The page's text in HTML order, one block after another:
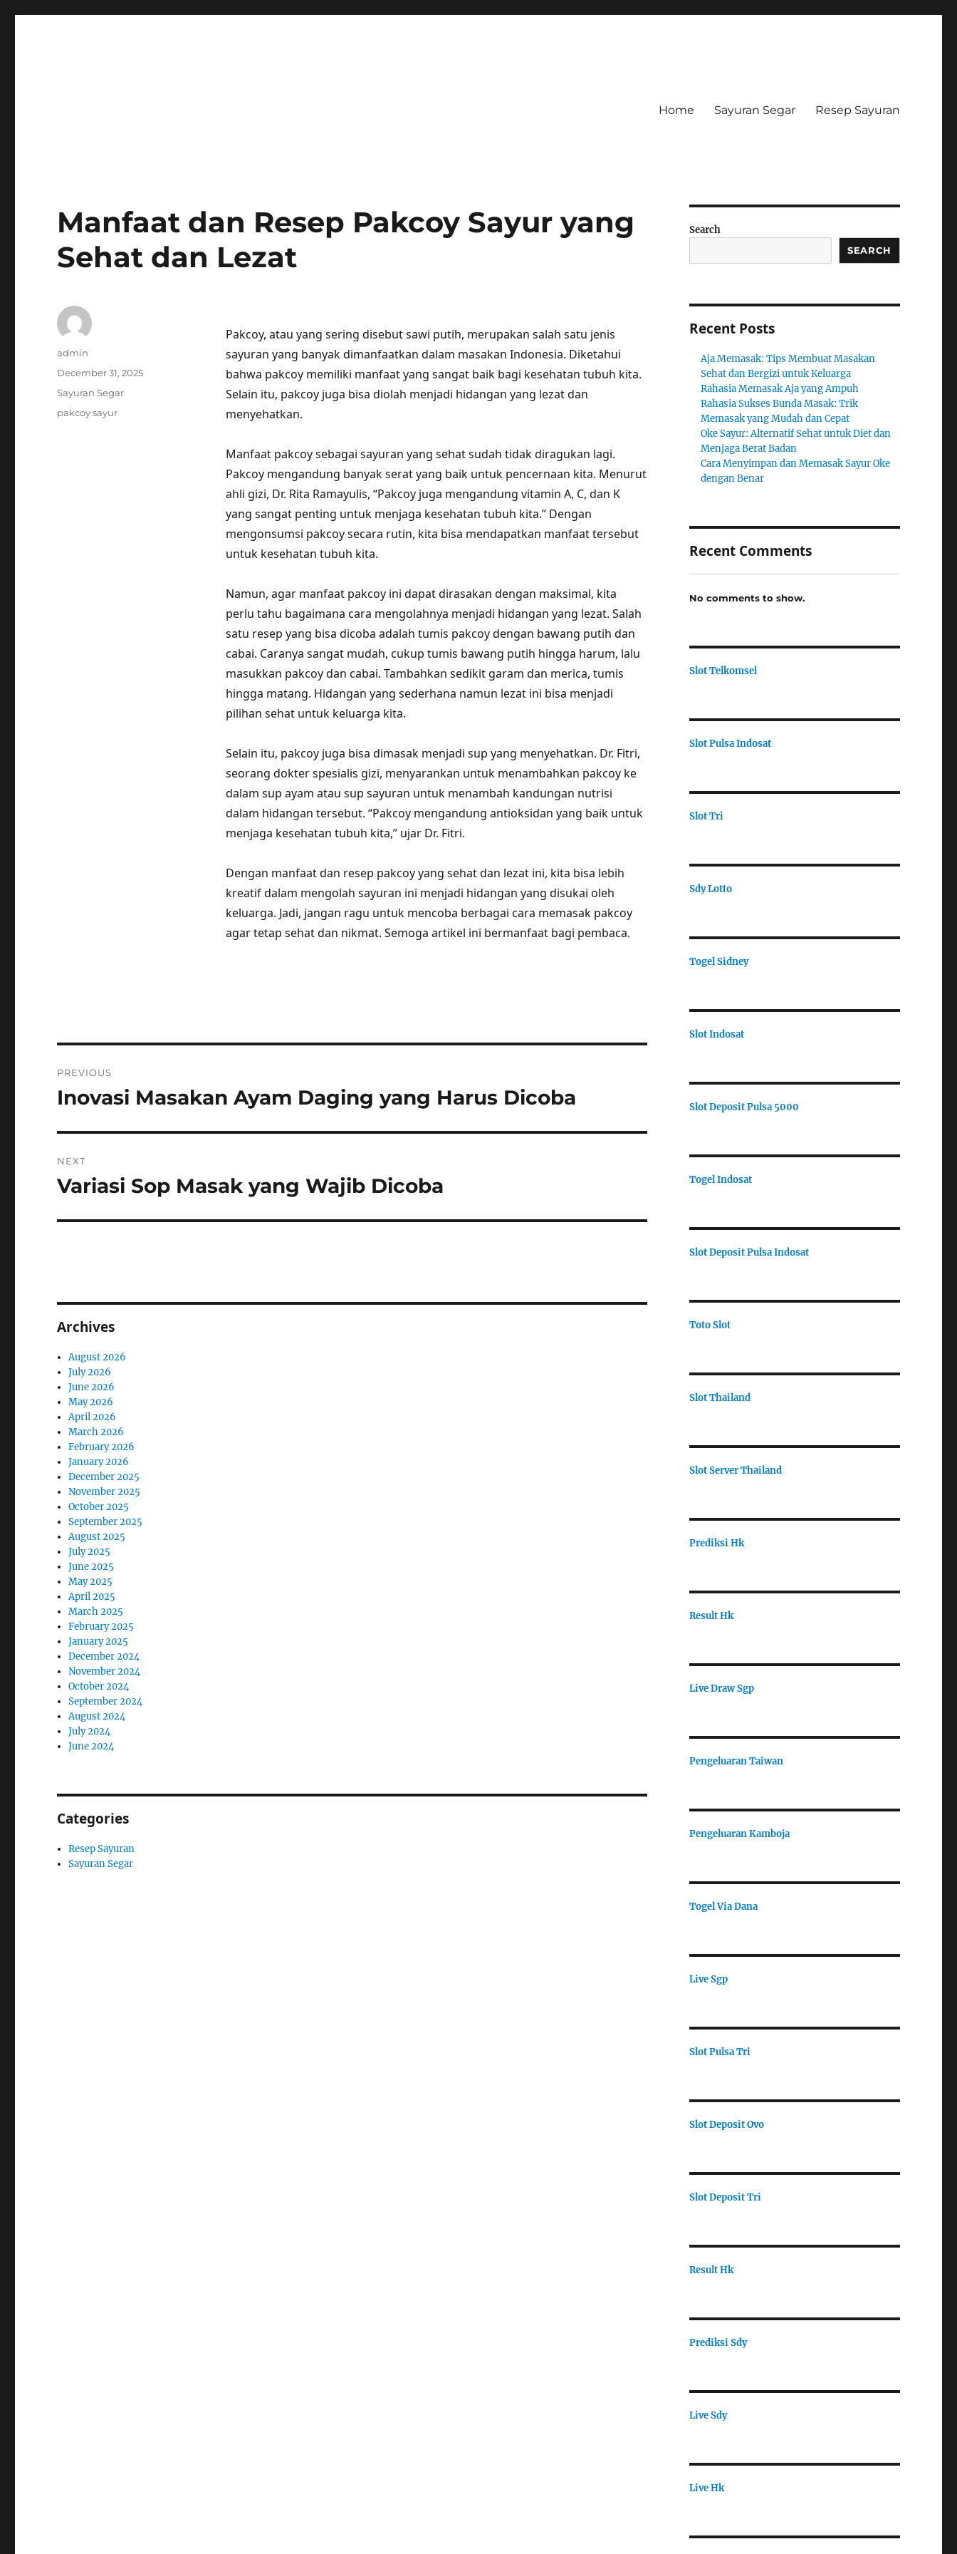
Home Sayuran Segar Resep Sayuran
Manfaat dan Resep Pakcoy Sayur yang
Sehat dan Lezat
Pakcoy, atau yang sering disebut sawi putih, merupakan salah satu jenis
sayuran yang banyak dimanfaatkan dalam masakan Indonesia. Diketahui
bahwa pakcoy memiliki manfaat yang sangat baik bagi kesehatan tubuh kita.
Selain itu, pakcoy juga bisa diolah menjadi hidangan yang lezat dan
menyehatkan.
Manfaat pakcoy sebagai sayuran yang sehat sudah tidak diragukan lagi.
Pakcoy mengandung banyak serat yang baik untuk pencernaan kita. Menurut
ahli gizi, Dr. Rita Ramayulis, “Pakcoy juga mengandung vitamin A, C, dan K
yang sangat penting untuk menjaga kesehatan tubuh kita.” Dengan
mengonsumsi pakcoy secara rutin, kita bisa mendapatkan manfaat tersebut
untuk kesehatan tubuh kita.
Namun, agar manfaat pakcoy ini dapat dirasakan dengan maksimal, kita
perlu tahu bagaimana cara mengolahnya menjadi hidangan yang lezat. Salah
satu resep yang bisa dicoba adalah tumis pakcoy dengan bawang putih dan
cabai. Caranya sangat mudah, cukup tumis bawang putih hingga harum, lalu
masukkan pakcoy dan cabai. Tambahkan sedikit garam dan merica, tumis
hingga matang. Hidangan yang sederhana namun lezat ini bisa menjadi
pilihan sehat untuk keluarga kita.
Selain itu, pakcoy juga bisa dimasak menjadi sup yang menyehatkan. Dr. Fitri,
seorang dokter spesialis gizi, menyarankan untuk menambahkan pakcoy ke
dalam sup ayam atau sup sayuran untuk menambah kandungan nutrisi
dalam hidangan tersebut. “Pakcoy mengandung antioksidan yang baik untuk
menjaga kesehatan tubuh kita,” ujar Dr. Fitri.
Dengan manfaat dan resep pakcoy yang sehat dan lezat ini, kita bisa lebih
kreatif dalam mengolah sayuran ini menjadi hidangan yang disukai oleh
keluarga. Jadi, jangan ragu untuk mencoba berbagai cara memasak pakcoy
agar tetap sehat dan nikmat. Semoga artikel ini bermanfaat bagi pembaca.
Author
admin
Posted
December 31, 2025
Categories
Sayuran Segar
Tags
pakcoy sayur
navigation
PREVIOUS
Previous
Inovasi Masakan Ayam Daging yang Harus Dicoba
NEXT
Next
Variasi Sop Masak yang Wajib Dicoba
Archives
August 2026
July 2026
June 2026
May 2026
April 2026
March 2026
February 2026
January 2026
December 2025
November 2025
October 2025
September 2025
August 2025
July 2025
June 2025
May 2025
April 2025
March 2025
February 2025
January 2025
December 2024
November 2024
October 2024
September 2024
August 2024
July 2024
June 2024
Categories
Resep Sayuran
Sayuran Segar
Search
SEARCH
Recent Posts
Aja Memasak: Tips Membuat Masakan
Sehat dan Bergizi untuk Keluarga
Rahasia Memasak Aja yang Ampuh
Rahasia Sukses Bunda Masak: Trik
Memasak yang Mudah dan Cepat
Oke Sayur: Alternatif Sehat untuk Diet dan
Menjaga Berat Badan
Cara Menyimpan dan Memasak Sayur Oke
dengan Benar
Recent Comments
No comments to show.
Slot Telkomsel
Slot Pulsa Indosat
Slot Tri
Sdy Lotto
Togel Sidney
Slot Indosat
Slot Deposit Pulsa 5000
Togel Indosat
Slot Deposit Pulsa Indosat
Toto Slot
Slot Thailand
Slot Server Thailand
Prediksi Hk
Result Hk
Live Draw Sgp
Pengeluaran Taiwan
Pengeluaran Kamboja
Togel Via Dana
Live Sgp
Slot Pulsa Tri
Slot Deposit Ovo
Slot Deposit Tri
Result Hk
Prediksi Sdy
Live Sdy
Live Hk